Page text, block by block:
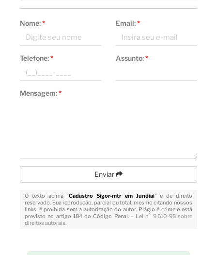
Nome:* Email:*
Telefone:* Assunto:*
Mensagem:*
Enviar
O texto acima "Cadastro Sigor-mtr em Jundiaí" é de direito
reservado. Sua reprodução, parcial ou total, mesmo citando nossos
links, é proibida sem a autorização do autor. Plágio é crime e está
previsto no artigo 184 do Código Penal. – Lei n° 9.610-98 sobre
direitos autorais.